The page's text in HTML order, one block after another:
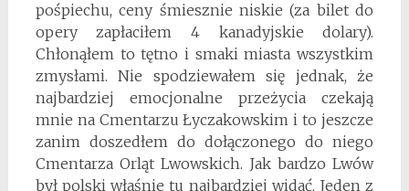
pośpiechu, ceny śmiesznie niskie (za bilet do
opery zapłaciłem 4 kanadyjskie dolary).
Chłonąłem to tętno i smaki miasta wszystkim
zmysłami. Nie spodziewałem się jednak, że
najbardziej emocjonalne przeżycia czekają
mnie na Cmentarzu Łyczakowskim i to jeszcze
zanim doszedłem do dołączonego do niego
Cmentarza Orląt Lwowskich. Jak bardzo Lwów
był polski właśnie tu najbardziej widać. Jeden z